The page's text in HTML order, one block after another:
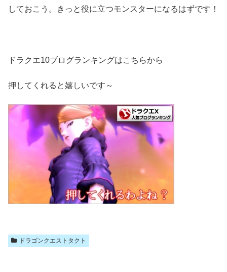
しておこう。きっと役に立つモンスターになるはずです！
ドラクエ10ブログランキングはこちらから
押してくれると嬉しいです～
ドラゴンクエストタクト